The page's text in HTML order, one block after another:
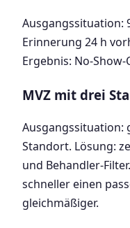
Ausgangssituation:
Erinnerung 24 h
Ergebnis: No-
MVZ mit drei
Ausgangssituation:
Standort. Lösung:
und Behandler-
schneller einen
gleichmäßiger.